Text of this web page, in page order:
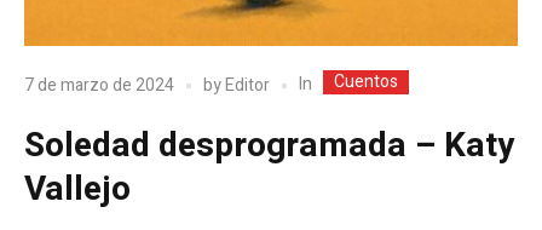
7 de marzo de 2024 byEditor In Cuentos
Soledad desprogramada – Katy
Vallejo